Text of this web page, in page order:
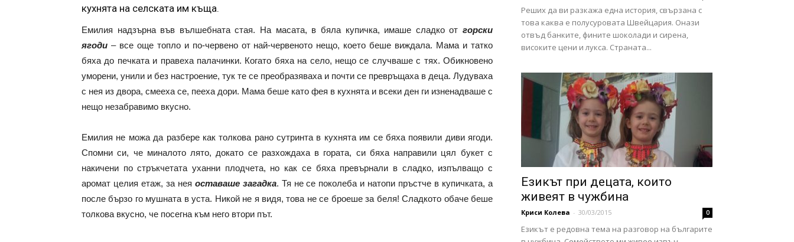
кухнята на селската им къща.
Емилия надзърна във вълшебната стая. На масата, в бяла купичка, имаше сладко от горски
ягоди – все още топло и по-червено от най-червеното нещо, което беше виждала. Мама и татко
бяха до печката и правеха палачинки. Когато бяха на село, нещо се случваше с тях. Обикновено
уморени, унили и без настроение, тук те се преобразяваха и почти се превръщаха в деца. Лудуваха
с нея из двора, смееха се, пееха дори. Мама беше като фея в кухнята и всеки ден ги изненадваше с
нещо незабравимо вкусно.
Емилия не можа да разбере как толкова рано сутринта в кухнята им се бяха появили диви ягоди.
Спомни си, че миналото лято, докато се разхождаха в гората, си бяха направили цял букет с
накичени по стръкчетата уханни плодчета, но как се бяха превърнали в сладко, изпълващо с
аромат целия етаж, за нея оставаше загадка. Тя не се поколеба и натопи пръстче в купичката, а
после бързо го мушната в уста. Никой не я видя, това не се броеше за беля! Сладкото обаче беше
толкова вкусно, че посегна към него втори път.
Реших да ви разкажа една история, свързана с
това каква е полусуровата Швейцария. Онази
отвъд банките, фините шоколади и сирена,
високите цени и лукса. Страната...
Езикът при децата, които
живеят в чужбина
Криси Колева - 30/03/2015 0
Езикът е редовна тема на разговор на българите